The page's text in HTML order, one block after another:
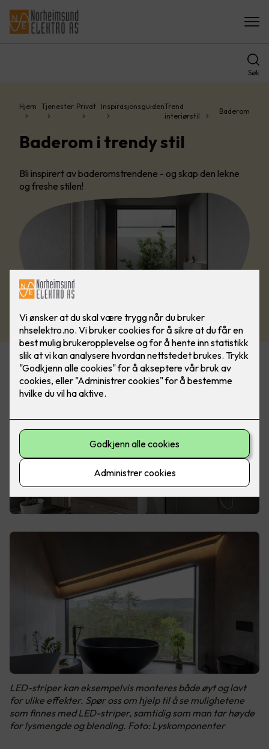
Søk
Hjem Tjenester Privat InspirasjonsguidenTrend
interiørstil
Baderom
Baderom i trendy stil
Bli inspirert av baderomstrendene - og skap den lekne
og freshe stilen!
LED-striper kan eksempelvis monteres både øyt og lavt
for ulike effekter. Spør oss om hjelp til å se mulighetene
som finnes med LED-striper, samtidig som man tar høyde
for lysmengde og blending. Foto: Lyskomponenter